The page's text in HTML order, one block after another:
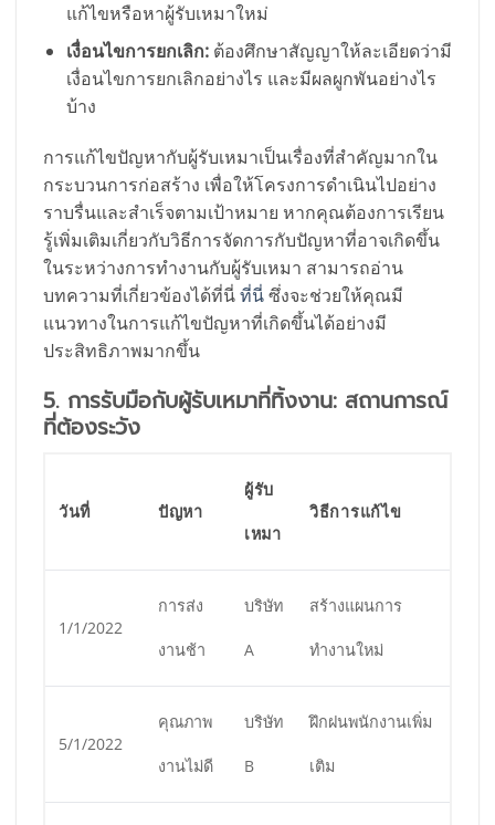
แก้ไขหรือหาผู้รับเหมาใหม่
เงื่อนไขการยกเลิก:ต้องศึกษาสัญญาให้ละเอียดว่ามี
เงื่อนไขการยกเลิกอย่างไร และมีผลผูกพันอย่างไร
บ้าง
การแก้ไขปัญหากับผู้รับเหมาเป็นเรื่องที่สำคัญมากใน
กระบวนการก่อสร้าง เพื่อให้โครงการดำเนินไปอย่าง
ราบรื่นและสำเร็จตามเป้าหมาย หากคุณต้องการเรียน
รู้เพิ่มเติมเกี่ยวกับวิธีการจัดการกับปัญหาที่อาจเกิดขึ้น
ในระหว่างการทำงานกับผู้รับเหมา สามารถอ่าน
บทความที่เกี่ยวข้องได้ที่นี่ที่นี่ซึ่งจะช่วยให้คุณมี
แนวทางในการแก้ไขปัญหาที่เกิดขึ้นได้อย่างมี
ประสิทธิภาพมากขึ้น
5. การรับมือกับผู้รับเหมาที่ทิ้งงาน: สถานการณ์
ที่ต้องระวัง
วันที่ ปัญหา
ผู้รับ
เหมา
วิธีการแก้ไข
1/1/2022
การส่ง
งานช้า
บริษัท
A
สร้างแผนการ
ทำงานใหม่
5/1/2022
คุณภาพ
งานไม่ดี
บริษัท
B
ฝึกฝนพนักงานเพิ่ม
เติม